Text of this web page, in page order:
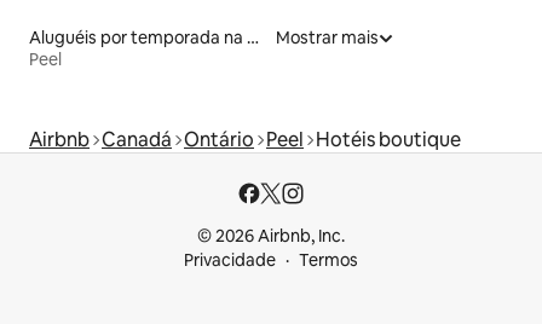
Aluguéis por temporada na orla
Peel
Mostrar mais
Airbnb Canadá Ontário Peel Hotéis boutique
© 2026 Airbnb, Inc.
Privacidade
Termos